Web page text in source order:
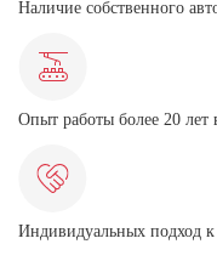
Наличие собственного
Опыт работы более 20
Индивидуальных подход